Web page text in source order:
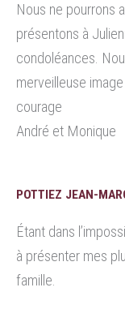
Nous ne pourrons
présentons à
condoléances.
merveilleuse
courage
André et Monique
POTTIEZ JEAN-
Étant dans
à présenter mes
famille.